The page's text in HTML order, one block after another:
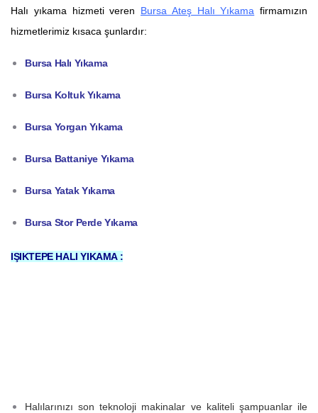
Halı yıkama hizmeti veren Bursa Ateş Halı Yıkama firmamızın
hizmetlerimiz kısaca şunlardır:
Bursa Halı Yıkama
Bursa Koltuk Yıkama
Bursa Yorgan Yıkama
Bursa Battaniye Yıkama
Bursa Yatak Yıkama
Bursa Stor Perde Yıkama
IŞIKTEPE HALI YIKAMA :
Halılarınızı son teknoloji makinalar ve kaliteli şampuanlar ile